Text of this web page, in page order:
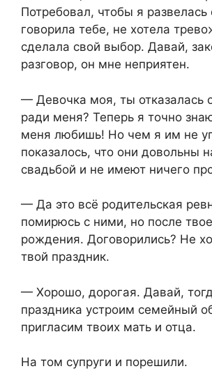
Потребовал, чтобы я развелась
говорила тебе, не хотела
сделала свой выбор. Давай,
разговор, он мне неприятен.​
​— Девочка моя, ты отказалась
ради меня? Теперь я точно
меня любишь! Но чем я им не
показалось, что они довольны
свадьбой и не имеют ничего
​— Да это всё родительская
помирюсь с ними, но после
рождения. Договорились? Не
твой праздник.​
​— Хорошо, дорогая. Давай,
праздника устроим семейный
пригласим твоих мать и отца.​
​На том супруги и порешили.​